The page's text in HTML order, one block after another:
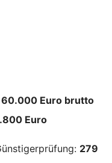
Euro brutto
Euro
279